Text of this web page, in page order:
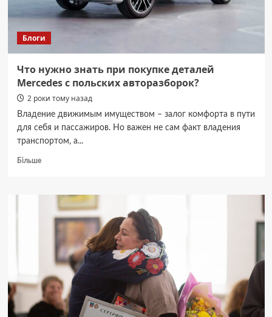
кладовища
Блоги
Что нужно знать при покупке деталей
Mercedes с польских авторазборок?
2 роки тому назад
Владение движимым имуществом – залог комфорта в пути
для себя и пассажиров. Но важен не сам факт владения
транспортом, а...
БільшеДокладніше
нужно
при
Mercedes
польских
авторазборок?